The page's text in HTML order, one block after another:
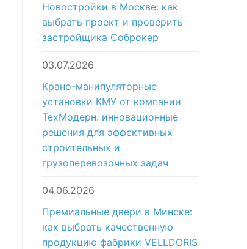
Новостройки в Москве: как
выбрать проект и проверить
застройщика Соброкер
03.07.2026
Крано-манипуляторные
установки КМУ от компании
ТехМодерн: инновационные
решения для эффективных
строительных и
грузоперевозочных задач
04.06.2026
Премиальные двери в Минске:
как выбрать качественную
продукцию фабрики VELLDORIS